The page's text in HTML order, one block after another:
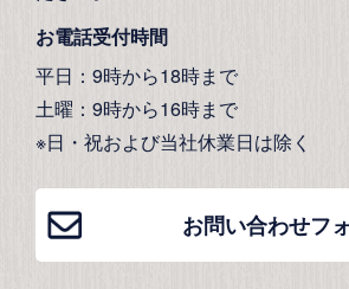
お電話受付時間
平日：9時から18時まで
土曜：9時から16時まで
※日・祝および当社休業日は除く
お問い合わせフ